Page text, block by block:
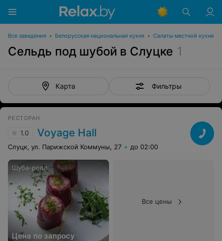
Все заведения • Белорусская национальная кухня • Салаты местной кухни
Сельдь под шубой в Слуцке 1
Карта Фильтры
РЕСТОРАН
1.0 Voyage Hall
Слуцк, ул. Парижской Коммуны, 27 до 02:00
Шуба-ролл
Цена по запросу
Все цены